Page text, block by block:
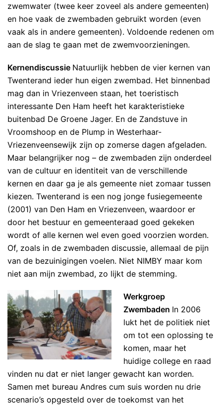
zwemwater (twee keer zoveel als andere gemeenten)
en hoe vaak de zwembaden gebruikt worden (even
vaak als in andere gemeenten). Voldoende redenen om
aan de slag te gaan met de zwemvoorzieningen.
Kernendiscussie Natuurlijk hebben de vier kernen van
Twenterand ieder hun eigen zwembad. Het binnenbad
mag dan in Vriezenveen staan, het toeristisch
interessante Den Ham heeft het karakteristieke
buitenbad De Groene Jager. En de Zandstuve in
Vroomshoop en de Plump in Westerhaar-
Vriezenveensewijk zijn op zomerse dagen afgeladen.
Maar belangrijker nog – de zwembaden zijn onderdeel
van de cultuur en identiteit van de verschillende
kernen en daar ga je als gemeente niet zomaar tussen
kiezen. Twenterand is een nog jonge fusiegemeente
(2001) van Den Ham en Vriezenveen, waardoor er
door het bestuur en gemeenteraad goed gekeken
wordt of alle kernen wel even goed voorzien worden.
Of, zoals in de zwembaden discussie, allemaal de pijn
van de bezuinigingen voelen. Niet NIMBY maar kom
niet aan mijn zwembad, zo lijkt de stemming.
Werkgroep
Zwembaden In 2006
lukt het de politiek niet
om tot een oplossing te
komen, maar het
huidige college en raad
vinden nu dat er niet langer gewacht kan worden.
Samen met bureau Andres cum suis worden nu drie
scenario’s opgesteld over de toekomst van het